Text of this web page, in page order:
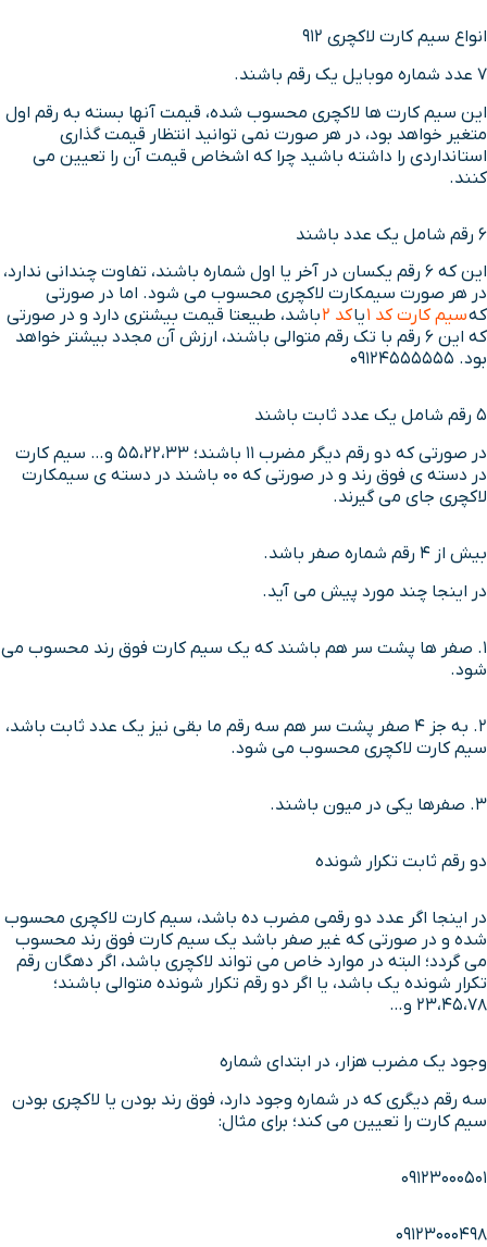
انواع سیم کارت لاکچری 912
7 عدد شماره موبایل یک رقم باشند.
این سیم کارت ها لاکچری محسوب شده، قیمت آنها بسته به رقم اول
متغیر خواهد بود، در هر صورت نمی توانید انتظار قیمت گذاری
استانداردی را داشته باشید چرا که اشخاص قیمت آن را تعیین می
کنند.
6 رقم شامل یک عدد باشند
این که 6 رقم یکسان در آخر یا اول شماره باشند، تفاوت چندانی ندارد،
در هر صورت سیمکارت لاکچری محسوب می شود. اما در صورتی
کهسیم کارت کد 1 یاکد 2
باشد، طبیعتا قیمت بیشتری دارد و در صورتی
که این 6 رقم با تک رقم متوالی باشند، ارزش آن مجدد بیشتر خواهد
بود. 09124555555
5 رقم شامل یک عدد ثابت باشند
در صورتی که دو رقم دیگر مضرب 11 باشند؛ 55،22،33 و… سیم کارت
در دسته ی فوق رند و در صورتی که 00 باشند در دسته ی سیمکارت
لاکچری جای می گیرند.
بیش از 4 رقم شماره صفر باشد.
در اینجا چند مورد پیش می آید.
1. صفر ها پشت سر هم باشند که یک سیم کارت فوق رند محسوب می
شود.
2. به جز 4 صفر پشت سر هم سه رقم ما بقی نیز یک عدد ثابت باشد،
سیم کارت لاکچری محسوب می شود.
3. صفرها یکی در میون باشند.
دو رقم ثابت تکرار شونده
در اینجا اگر عدد دو رقمی مضرب ده باشد، سیم کارت لاکچری محسوب
شده و در صورتی که غیر صفر باشد یک سیم کارت فوق رند محسوب
می گردد؛ البته در موارد خاص می تواند لاکچری باشد، اگر دهگان رقم
تکرار شونده یک باشد، یا اگر دو رقم تکرار شونده متوالی باشند؛
23،45،78 و…
وجود یک مضرب هزار، در ابتدای شماره
سه رقم دیگری که در شماره وجود دارد، فوق رند بودن یا لاکچری بودن
سیم کارت را تعیین می کند؛ برای مثال:
09123000501
09123000498